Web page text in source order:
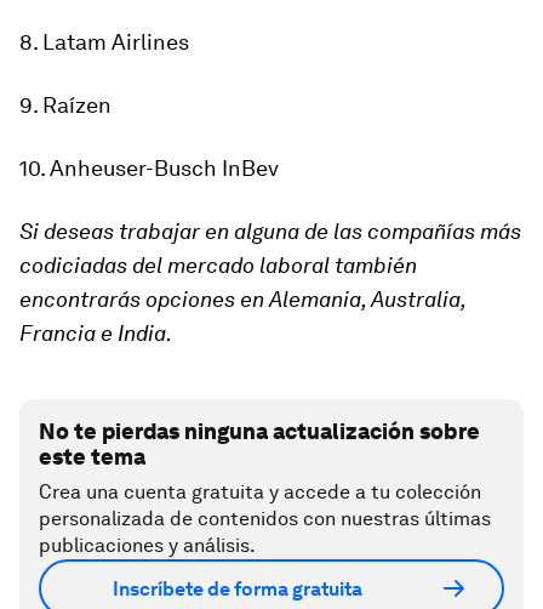
8. Latam Airlines
9. Raízen
10. Anheuser-Busch InBev
Si deseas trabajar en alguna de las compañías más
codiciadas del mercado laboral también
encontrarás opciones en Alemania, Australia,
Francia e India.
No te pierdas ninguna actualización sobre
este tema
Crea una cuenta gratuita y accede a tu colección
personalizada de contenidos con nuestras últimas
publicaciones y análisis.
Inscríbete de forma gratuita